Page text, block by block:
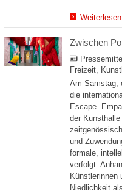
Weiterlesen
Zwischen
Freizeit,
Am Samstag,
die
Escape.
der
und
formale,
verfolgt.
Künstlerinnen
Niedlichkeit